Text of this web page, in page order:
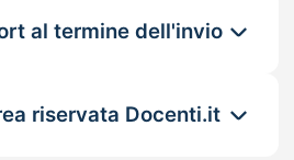
al termine dell'invio
riservata Docenti.it